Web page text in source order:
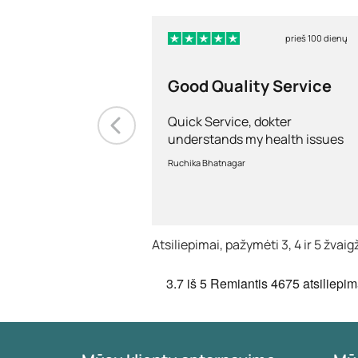
prieš 100 dienų
Good Quality Service
Quick Service, dokter
understands my health issues
and good diagnosis
Ruchika Bhatnagar
Atsiliepimai, pažymėti 3, 4 ir 5
3.7 iš 5 Remiantis4675